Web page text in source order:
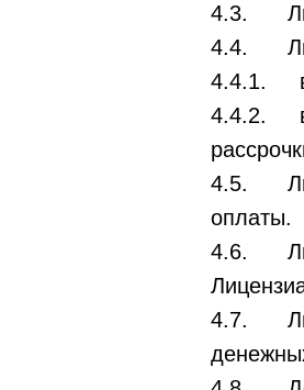
4.3.
4.4.
4.4.1. в
4.4.2. в
4.5.
оплаты.
4.6.
4.7.